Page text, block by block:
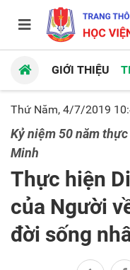
GIỚI THIỆU
Thứ Năm, 4/7/2019
Kỷ niệm 50 năm
Minh
Thực hiện
của Người
đời sống